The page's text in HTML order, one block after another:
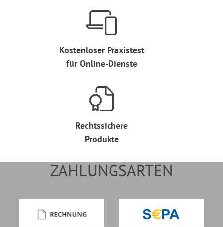
Kostenloser Praxistest
für Online-Dienste
Rechtssichere
Produkte
ZAHLUNGSARTEN